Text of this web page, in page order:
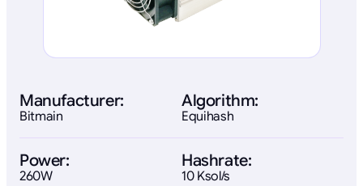
Manufacturer:
Bitmain
Algorithm:
Equihash
Power:
260W
Hashrate:
10 Ksol/s